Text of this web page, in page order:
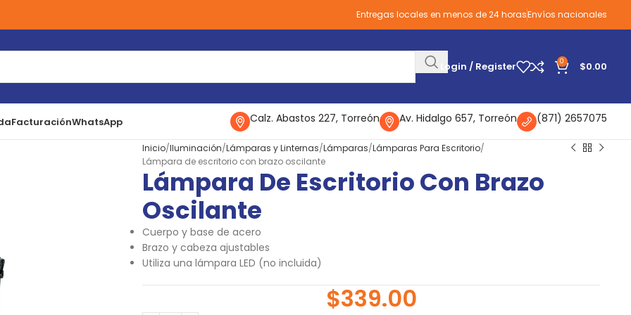
Entregas locales en menos de 24 horasEnvíos nacionales
Login / Register 0 $0.00
FacturaciónWhatsApp Calz. Abastos 227, Torreón Av. Hidalgo 657, Torreón (871) 2657075
Inicio Iluminación Lámparas y Linternas Lámparas Lámparas Para Escritorio
Lámpara de escritorio con brazo oscilante
Lámpara De Escritorio Con Brazo
Oscilante
Cuerpo y base de acero
Brazo y cabeza ajustables
Utiliza una lámpara LED (no incluida)
$339.00